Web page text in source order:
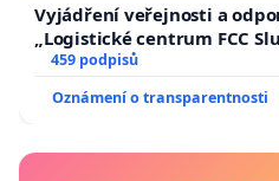
Vyjádření veřejnosti a
„Logistické centrum FCC
459 podpisů
Oznámení o transparentnosti